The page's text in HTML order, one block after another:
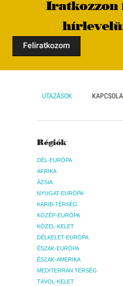
Iratkozzon
Feliratkozom
UTAZÁSOK
Régiók
DÉL-EURÓPA
AFRIKA
ÁZSIA
NYUGAT-EURÓPA
KARIB-TÉRSÉG
KÖZÉP-EURÓPA
KÖZEL-KELET
DÉLKELET-EURÓPA
ÉSZAK-EURÓPA
ÉSZAK-AMERIKA
MEDITERRÁN TÉRSÉG
TÁVOL-KELET